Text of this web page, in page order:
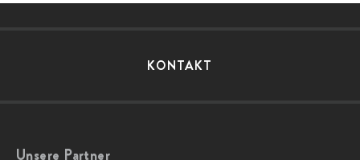
KONTAKT
Unsere Partner